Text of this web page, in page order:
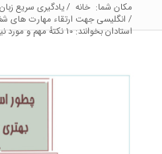
مکان شما: خانه / یادگیری سریع
/ انگلیسی جهت ارتقاء مهارت های
استادان بخوانند: 10 نکتهٔ مهم و مورد نیاز برای تدریس زبان انگلیسی...